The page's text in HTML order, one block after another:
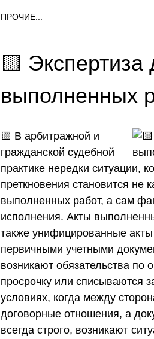
ПРОЧИЕ...
🟨 Экспертиза
выполненных
🟨 В арбитражной и
гражданской судебной
практике нередки ситуации,
преткновения становится не
выполненных работ, а сам
исполнения. Акты
также унифицированные
первичными учетными
возникают обязательства по
просрочку или списываются
условиях, когда между
договорные отношения, а
всегда строго, возникают